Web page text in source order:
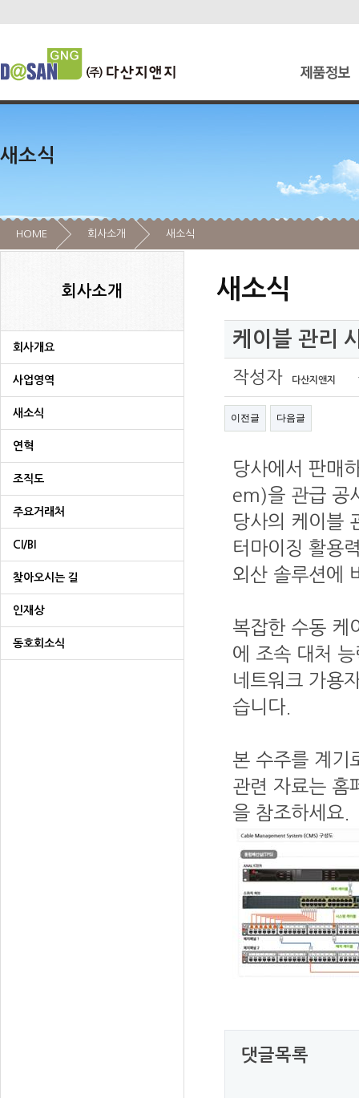
새소식
HOME 회사소개 새소식
회사소개
회사개요
사업영역
새소식
연혁
조직도
주요거래처
CI/BI
찾아오시는 길
인재상
동호회소식
새소식
케이블 관리
작성자 다산지앤지
이전글 다음글
당사에서 판매
em)을 관급 공
당사의 케이블
터마이징 활용
외산 솔루션에
복잡한 수동 케
에 조속 대처
네트워크 가용
습니다.
본 수주를 계기
관련 자료는 홈
을 참조하세요.
댓글목록